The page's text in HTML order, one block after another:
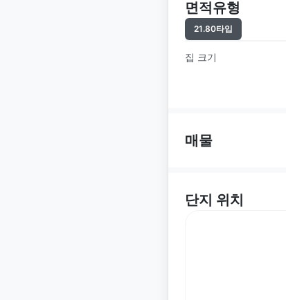
면적유형
21.80타입
집 크기
매물
단지 위치